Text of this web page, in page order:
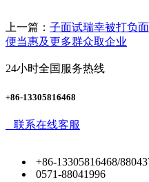
上一篇： 子面试瑞幸被打负
便当惠及更多群众取企业
24小时全国服务热线
+86-13305816468
联系在线客服
+86-13305816468/
0571-88041996